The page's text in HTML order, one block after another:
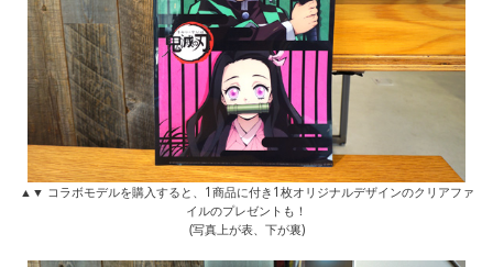
▲▼ コラボモデルを購入すると、1商品に付き1枚オリジナルデザインのクリアファ
イルのプレゼントも！
(写真上が表、下が裏)